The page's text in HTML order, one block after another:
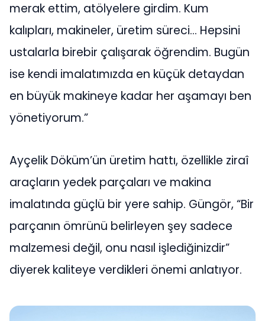
merak ettim, atölyelere girdim. Kum
kalıpları, makineler, üretim süreci… Hepsini
ustalarla birebir çalışarak öğrendim. Bugün
ise kendi imalatımızda en küçük detaydan
en büyük makineye kadar her aşamayı ben
yönetiyorum.”
Ayçelik Döküm’ün üretim hattı, özellikle ziraî
araçların yedek parçaları ve makina
imalatında güçlü bir yere sahip. Güngör, “Bir
parçanın ömrünü belirleyen şey sadece
malzemesi değil, onu nasıl işlediğinizdir”
diyerek kaliteye verdikleri önemi anlatıyor.